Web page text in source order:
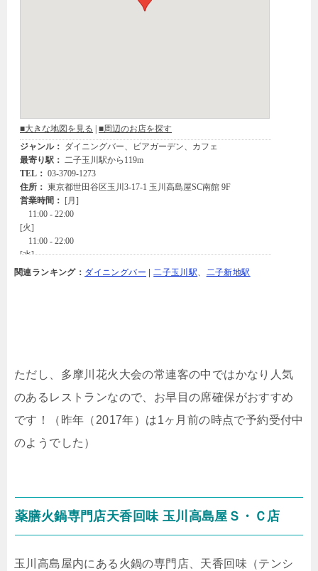
関連ランキング： ダイニングバー |二子玉川駅、 二子新地駅
ただし、多摩川花火大会の常連客の中ではかなり人気
のあるレストランなので、お早目の席確保がおすすめ
です！（昨年（2017年）は1ヶ月前の時点で予約受付中
のようでした）
薬膳火鍋専門店天香回味 玉川高島屋Ｓ・Ｃ店
玉川高島屋内にある火鍋の専門店、天香回味（テンシ